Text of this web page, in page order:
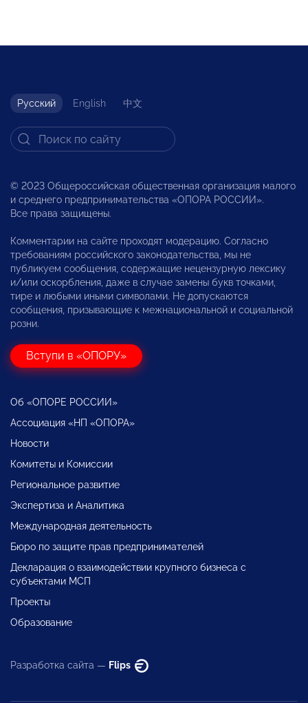
Русский English 中文
© 2023 Общероссийская общественная организация малого
и среднего предпринимательства «ОПОРА РОССИИ».
Все права защищены.
Комментарии на сайте проходят модерацию. Согласно
требованиям российского законодательства, мы не
публикуем сообщения, содержащие нецензурную лексику
и/или оскорбления, даже в случае замены букв точками,
тире и любыми иными символами. Не допускаются
сообщения, призывающие к межнациональной и социальной
розни.
Вступи в «ОПОРУ»
Об «ОПОРЕ РОССИИ»
Ассоциация «НП «ОПОРА»
Новости
Комитеты и Комиссии
Региональное развитие
Экспертиза и Аналитика
Международная деятельность
Бюро по защите прав предпринимателей
Декларация о взаимодействии крупного бизнеса с
субъектами МСП
Проекты
Образование
Разработка сайта — Flips